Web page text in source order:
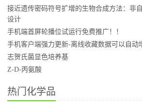
接近遗传密码符号扩增的生物合成方法：非
设计
手机端首屏轮播位试运行免费推广！！
手机客户端强力更新-离线收藏数据可以自动
志贺氏菌显色培养基
Z-D-丙氨酸
热门化学品